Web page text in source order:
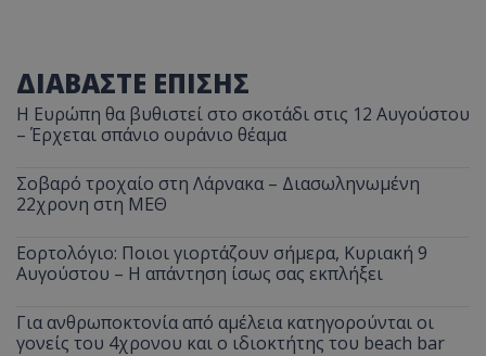
ΔΙΑΒΑΣΤΕ ΕΠΙΣΗΣ
Η Ευρώπη θα βυθιστεί στο σκοτάδι στις 12 Αυγούστου
– Έρχεται σπάνιο ουράνιο θέαμα
Σοβαρό τροχαίο στη Λάρνακα – Διασωληνωμένη
22χρονη στη ΜΕΘ
Εορτολόγιο: Ποιοι γιορτάζουν σήμερα, Κυριακή 9
Αυγούστου – Η απάντηση ίσως σας εκπλήξει
Για ανθρωποκτονία από αμέλεια κατηγορούνται οι
γονείς του 4χρονου και ο ιδιοκτήτης του beach bar